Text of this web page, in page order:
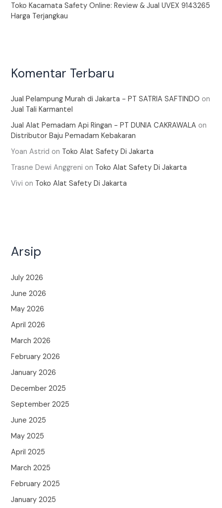
Toko Kacamata Safety Online: Review & Jual UVEX 9143265
Harga Terjangkau
Komentar Terbaru
Jual Pelampung Murah di Jakarta - PT SATRIA SAFTINDO on
Jual Tali Karmantel
Jual Alat Pemadam Api Ringan - PT DUNIA CAKRAWALA on
Distributor Baju Pemadam Kebakaran
Yoan Astrid on Toko Alat Safety Di Jakarta
Trasne Dewi Anggreni on Toko Alat Safety Di Jakarta
Vivi on Toko Alat Safety Di Jakarta
Arsip
July 2026
June 2026
May 2026
April 2026
March 2026
February 2026
January 2026
December 2025
September 2025
June 2025
May 2025
April 2025
March 2025
February 2025
January 2025